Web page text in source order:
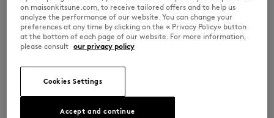
웨이페어러 쉐입
템플 부분의 메종키츠네 x A. Society 공동 로고
스크래치 방지 나일론 렌즈
익스클루시브 패키지 제공
일부 주문에 한해 오리지널 디자인의 메종키츠네 x A. Society 익스클루시
CAMACPABRHBRN-0575
on maisonkitsune.com, to receive tailored offers and to help us
analyze the performance of our website. You can change your
preferences at any time by clicking on the « Privacy Policy» button
at the bottom of each page of our website. For more information,
please consult our privacy policy
Cookies Settings
Accept and continue